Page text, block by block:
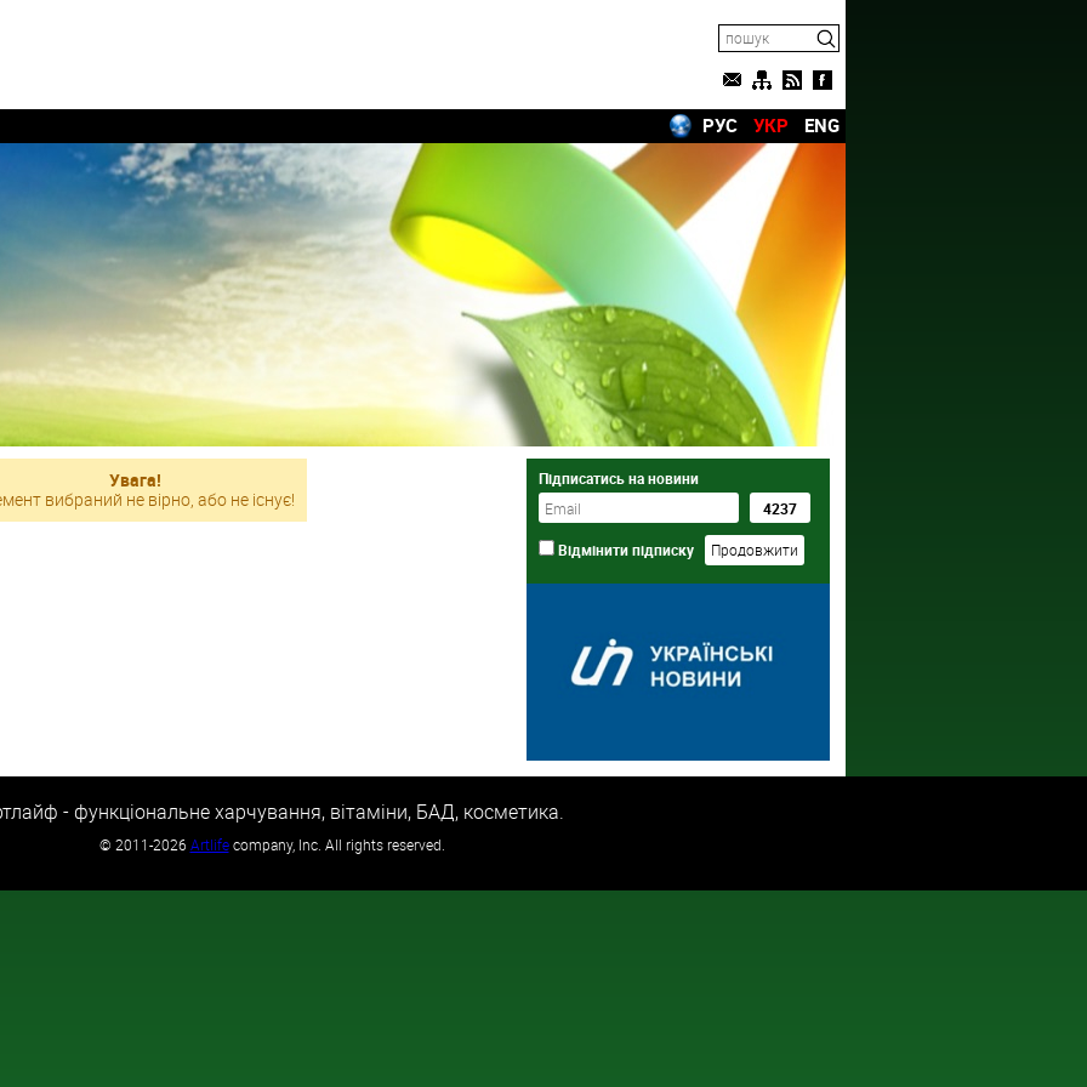
РУС УКР ENG
Увага!
вибраний не вірно, або не існує!
Підписатись на новини
Відмінити підписку
- функціональне харчування, вітаміни, БАД, косметика.
© 2011-2026 Artlifecompany, Inc. All rights reserved.